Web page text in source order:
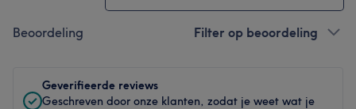
Beoordeling Filter op beoordeling
Geverifieerde reviews
Geschreven door onze klanten, zodat je weet wat je